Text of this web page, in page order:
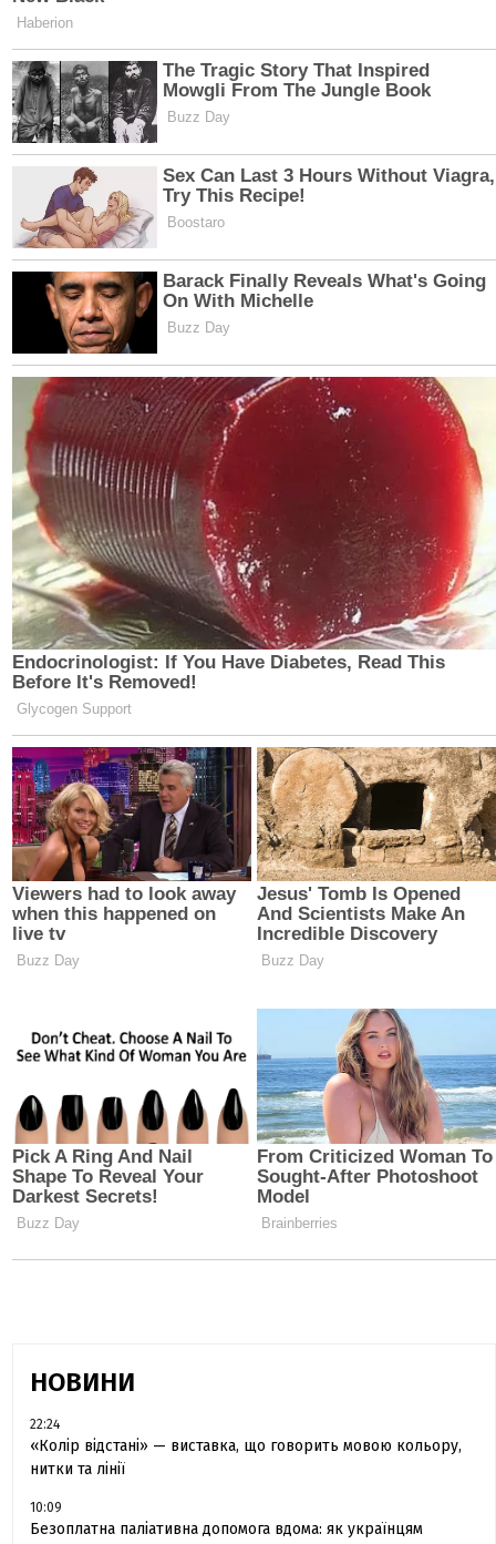
НОВИНИ
22:24
«Колір відстані» — виставка, що говорить мовою кольору,
нитки та лінії
10:09
Безоплатна паліативна допомога вдома: як українцям